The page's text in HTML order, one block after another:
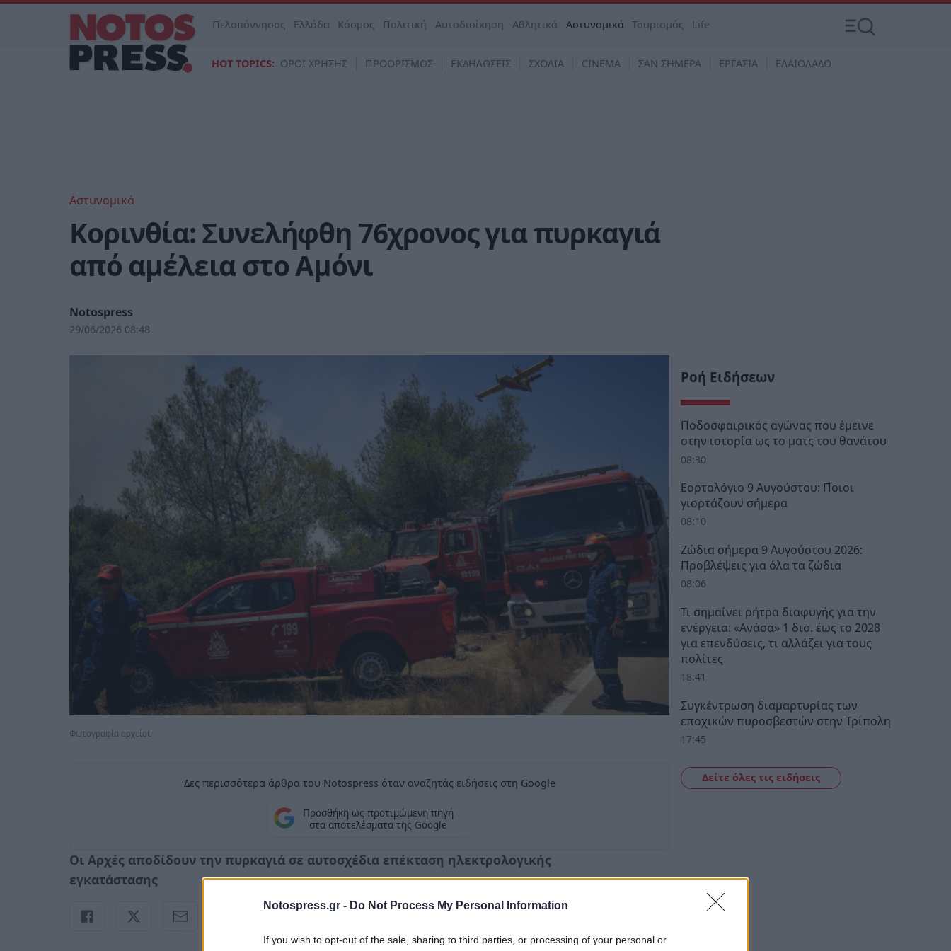
Notospress.gr - Do Not Process My Personal Information
If you wish to opt-out of the sale, sharing to third parties, or processing of your personal or
Πελοπόννησος Ελλάδα Κόσμος Πολιτική Αυτοδιοίκηση Αθλητικά Αστυνομικά Τουρισμός Life
HOT TOPICS: ΟΡΟΙ ΧΡΗΣΗΣ ΠΡΟΟΡΙΣΜΟΣ ΕΚΔΗΛΩΣΕΙΣ ΣΧΟΛΙΑ CINEMA ΣΑΝ ΣΗΜΕΡΑ ΕΡΓΑΣΙΑ ΕΛΑΙΟΛΑΔΟ
Αστυνομικά
Κορινθία: Συνελήφθη 76χρονος για πυρκαγιά
από αμέλεια στο Αμόνι
Notospress
29/06/2026 08:48
Φωτογραφία αρχείου
Δες περισσότερα άρθρα του Notospress όταν αναζητάς ειδήσεις στη Google
Προσθήκη ως προτιμώμενη πηγή
στα αποτελέσματα της Google
Οι Αρχές αποδίδουν την πυρκαγιά σε αυτοσχέδια επέκταση ηλεκτρολογικής
εγκατάστασης
Ροή Ειδήσεων
Ποδοσφαιρικός αγώνας που έμεινε
στην ιστορία ως το ματς του θανάτου
08:30
Εορτολόγιο 9 Αυγούστου: Ποιοι
γιορτάζουν σήμερα
08:10
Ζώδια σήμερα 9 Αυγούστου 2026:
Προβλέψεις για όλα τα ζώδια
08:06
Τι σημαίνει ρήτρα διαφυγής για την
ενέργεια: «Ανάσα» 1 δισ. έως το 2028
για επενδύσεις, τι αλλάζει για τους
πολίτες
18:41
Συγκέντρωση διαμαρτυρίας των
εποχικών πυροσβεστών στην Τρίπολη
17:45
Δείτε όλες τις ειδήσεις